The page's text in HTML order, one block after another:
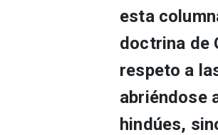
esta
doctrina de
respeto a
abriéndose
hindúes,